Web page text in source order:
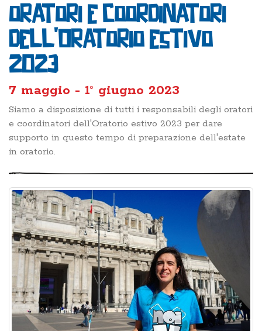
oratori e coordinatori
dell’Oratorio estivo
2023
7 maggio - 1° giugno 2023
Siamo a disposizione di tutti i responsabili degli oratori
e coordinatori dell'Oratorio estivo 2023 per dare
supporto in questo tempo di preparazione dell'estate
in oratorio.